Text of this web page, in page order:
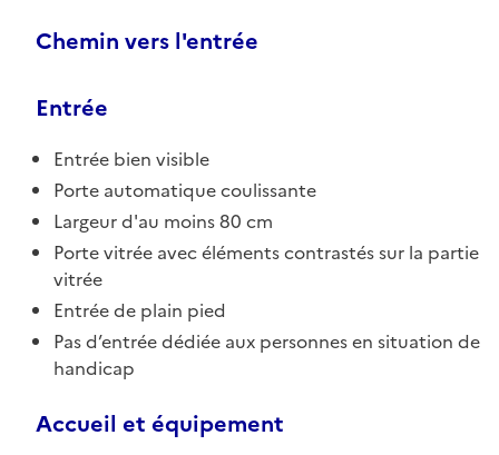
Chemin vers l'entrée
Entrée
Entrée bien visible
Porte automatique coulissante
Largeur d'au moins 80 cm
Porte vitrée avec éléments contrastés sur la partie
vitrée
Entrée de plain pied
Pas d’entrée dédiée aux personnes en situation de
handicap
Accueil et équipement